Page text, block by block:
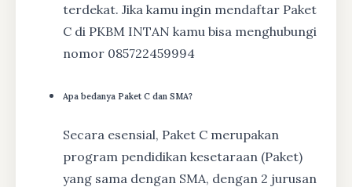
terdekat. Jika kamu ingin mendaftar Paket
C di PKBM INTAN kamu bisa menghubungi
nomor 085722459994
Apa bedanya Paket C dan SMA?
Secara esensial, Paket C merupakan
program pendidikan kesetaraan (Paket)
yang sama dengan SMA, dengan 2 jurusan